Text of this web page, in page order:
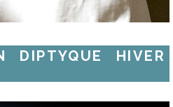
DIPTYQUE HIVER